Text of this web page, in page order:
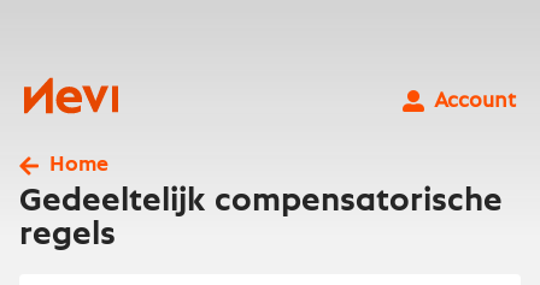
Nevi
Account
Home
Gedeeltelijk compensatorische
regels